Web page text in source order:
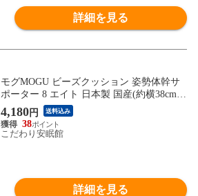
詳細を見る
モグMOGU ビーズクッション 姿勢体幹サ
ポーター 8 エイト 日本製 国産(約横38cm×
縦45cm×高さ12cm ネイビー)【10I-EIGHT-
NV】
4,180円 送料込み
38
こだわり安眠館
詳細を見る